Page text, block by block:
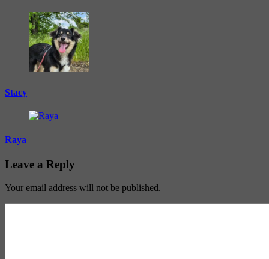
Stacy
Raya
Leave a Reply
Your email address will not be published.